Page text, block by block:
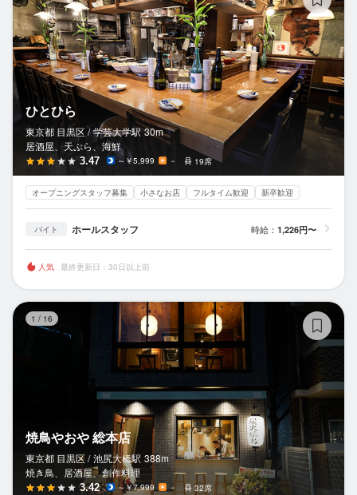
ひとひら
東京都 目黒区 / 学芸大学駅 30m
居酒屋、天ぷら、海鮮
3.47 ～￥5,999 － 19席
オープニングスタッフ募集 小さなお店 フルタイム歓迎 新卒歓迎
バイト ホールスタッフ 時給： 1,226円〜
人気 最終更新日：30日以上前
1 / 16
焼鳥やおや 総本店
東京都 目黒区 / 池尻大橋駅 388m
焼き鳥、居酒屋、創作料理
3.42 ～￥7,999 － 32席